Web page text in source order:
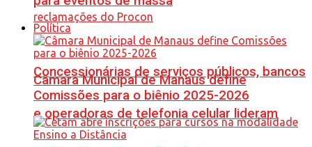
Concessionárias de serviços públicos, bancos
e operadoras de telefonia celular lideram
Política
Câmara Municipal de Manaus define
Comissões para o biênio 2025-2026